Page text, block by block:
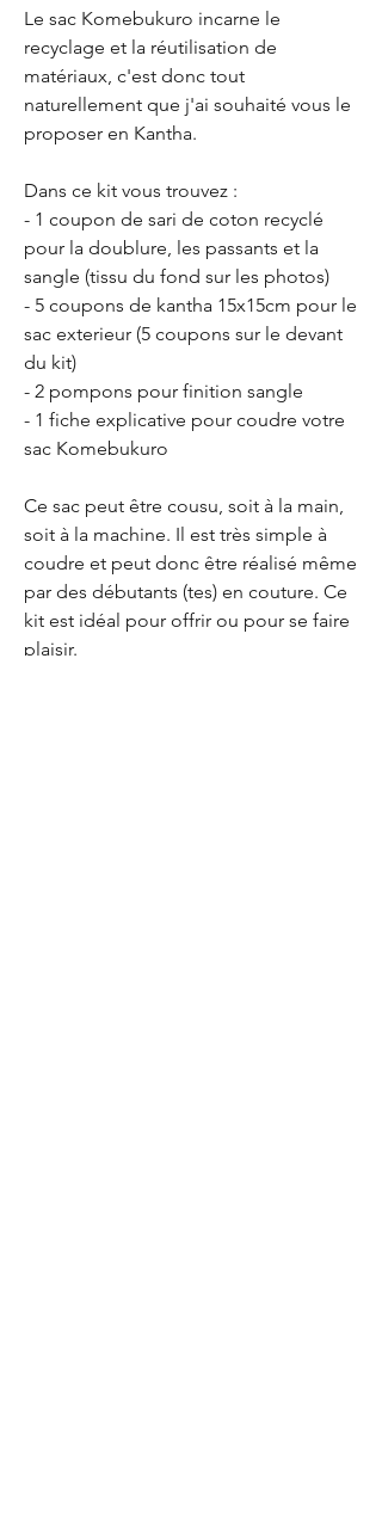
Le sac Komebukuro incarne le
recyclage et la réutilisation de
matériaux, c'est donc tout
naturellement que j'ai souhaité vous le
proposer en Kantha.
Dans ce kit vous trouvez :
- 1 coupon de sari de coton recyclé
pour la doublure, les passants et la
sangle (tissu du fond sur les photos)
- 5 coupons de kantha 15x15cm pour le
sac exterieur (5 coupons sur le devant
du kit)
- 2 pompons pour finition sangle
- 1 fiche explicative pour coudre votre
sac Komebukuro
Ce sac peut être cousu, soit à la main,
soit à la machine. Il est très simple à
coudre et peut donc être réalisé même
par des débutants (tes) en couture. Ce
kit est idéal pour offrir ou pour se faire
plaisir.